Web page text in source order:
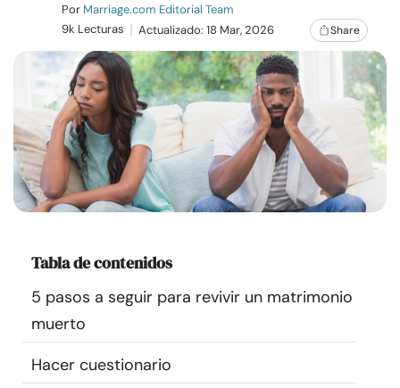
Familia
Ayuda
Cursos
Recursos
Encuentra un terapeuta
Idioma
Por Marriage.com Editorial Team
9k Lecturas
Actualizado: 18 Mar, 2026 Share
Tabla de contenidos
5 pasos a seguir para revivir un matrimonio
muerto
Hacer cuestionario